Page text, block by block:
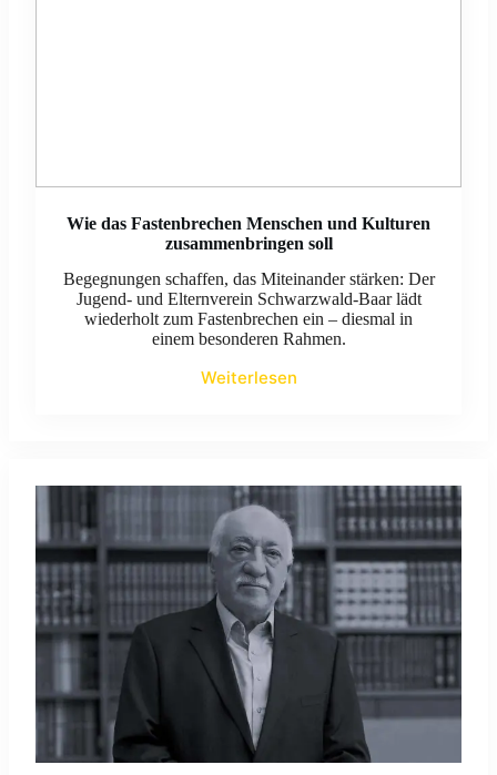
Wie das Fastenbrechen Menschen und Kulturen
zusammenbringen soll
Begegnungen schaffen, das Miteinander stärken: Der
Jugend- und Elternverein Schwarzwald-Baar lädt
wiederholt zum Fastenbrechen ein – diesmal in
einem besonderen Rahmen.
Weiterlesen